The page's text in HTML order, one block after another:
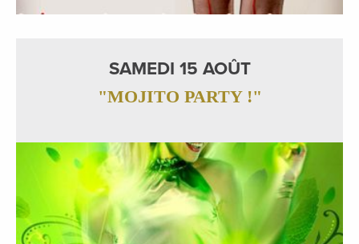
SAMEDI 15 AOÛT
"MOJITO PARTY !"